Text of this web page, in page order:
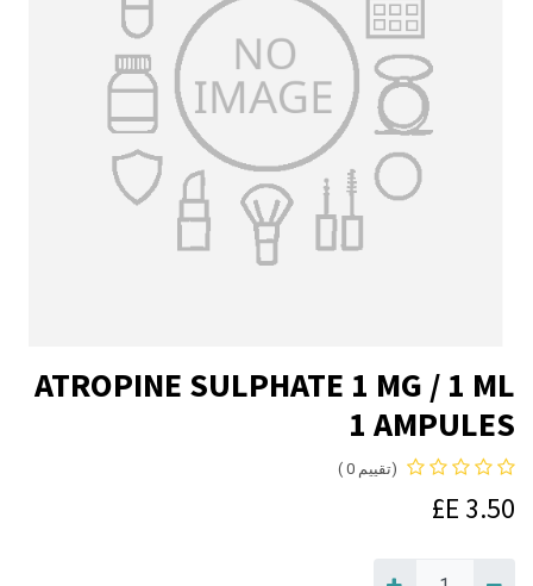
ATROPINE SULPHATE 1 MG / 1 ML
1 AMPULES
(تقييم 0 )
3.50